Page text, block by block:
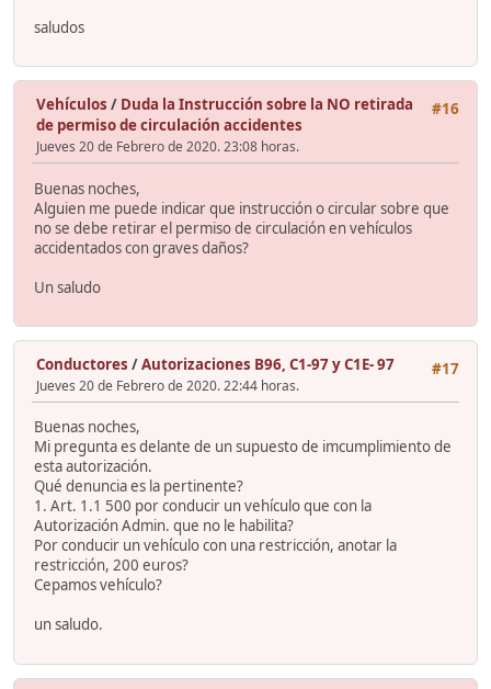
saludos
#16
Vehículos / Duda la Instrucción sobre la NO retirada
de permiso de circulación accidentes
Jueves 20 de Febrero de 2020. 23:08 horas.
Buenas noches,
Alguien me puede indicar que instrucción o circular sobre que
no se debe retirar el permiso de circulación en vehículos
accidentados con graves daños?
Un saludo
#17
Conductores /Autorizaciones B96, C1-97 y C1E- 97
Jueves 20 de Febrero de 2020. 22:44 horas.
Buenas noches,
Mi pregunta es delante de un supuesto de imcumplimiento de
esta autorización.
Qué denuncia es la pertinente?
1. Art. 1.1 500 por conducir un vehículo que con la
Autorización Admin. que no le habilita?
Por conducir un vehículo con una restricción, anotar la
restricción, 200 euros?
Cepamos vehículo?
un saludo.